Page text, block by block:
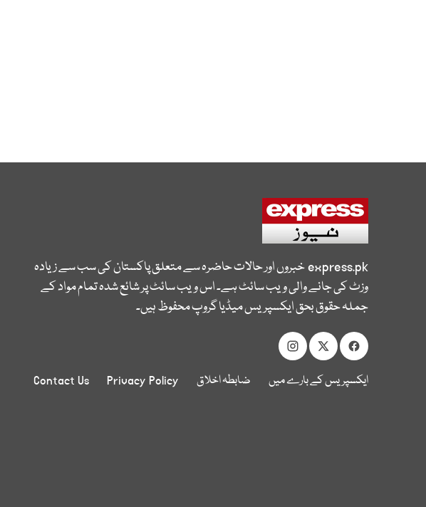
express.pkخبروں اور حالات حاضرہ سے متعلق پاکستان کی سب سے زیادہ
وزٹ کی جانے والی ویب سائٹ ہے۔ اس ویب سائٹ پر شائع شدہ تمام مواد کے
جملہ حقوق بحق ایکسپریس میڈیا گروپ محفوظ ہیں۔
ایکسپریس کے بارے میں ضابطہ اخلاق Privacy Policy
Contact Us